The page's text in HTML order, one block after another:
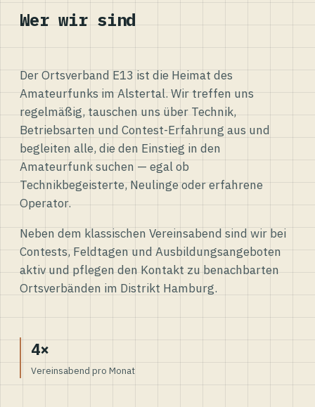
Wer wir sind
Der Ortsverband E13 ist die Heimat des
Amateurfunks im Alstertal. Wir treffen uns
regelmäßig, tauschen uns über Technik,
Betriebsarten und Contest-Erfahrung aus und
begleiten alle, die den Einstieg in den
Amateurfunk suchen — egal ob
Technikbegeisterte, Neulinge oder erfahrene
Operator.
Neben dem klassischen Vereinsabend sind wir bei
Contests, Feldtagen und Ausbildungsangeboten
aktiv und pflegen den Kontakt zu benachbarten
Ortsverbänden im Distrikt Hamburg.
4×
Vereinsabend pro Monat